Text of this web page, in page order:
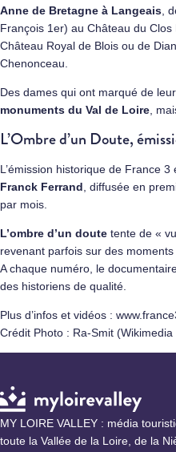
Anne de Bretagne à Langeais ,
François 1er) au Château du
Château Royal de Blois ou de
Chenonceau.
Des dames qui ont marqué de
monuments du Val de Loire ,
L’Ombre d’un Doute,
L’émission historique de France
Franck Ferrand , diffusée en
par mois.
L’ombre d’un doute tente de «
revenant parfois sur des
A chaque numéro, le
des historiens de qualité.
Plus d’infos et vidéos :
Crédit Photo : Ra-Smit (Wikimedia
MY LOIRE VALLEY : média
toute la Vallée de la Loire, de la